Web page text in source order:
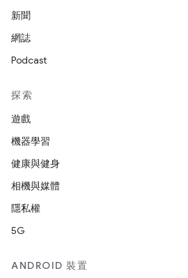
新聞
網誌
Podcast
探索
遊戲
機器學習
健康與健身
相機與媒體
隱私權
5G
ANDROID 裝置